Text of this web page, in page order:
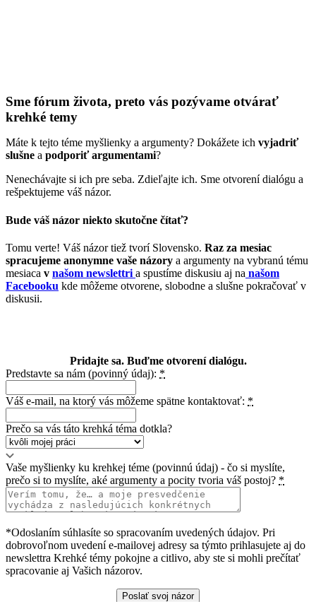
Sme fórum života, preto vás pozývame otvárať
krehké temy
Máte k tejto téme myšlienky a argumenty? Dokážete ich vyjadriť
slušne a podporiť argumentami?
Nenechávajte si ich pre seba. Zdieľajte ich. Sme otvorení dialógu a
rešpektujeme váš názor.
Bude váš názor niekto skutočne čítať?
Tomu verte! Váš názor tiež tvorí Slovensko. Raz za mesiac
spracujeme anonymne vaše názory a argumenty na vybranú tému
mesiaca v našom newslettri a spustíme diskusiu aj na našom
Facebooku kde môžeme otvorene, slobodne a slušne pokračovať v
diskusii.
Pridajte sa. Buďme otvorení dialógu.
Predstavte sa nám (povinný údaj): *
Váš e-mail, na ktorý vás môžeme spätne kontaktovať: *
Prečo sa vás táto krehká téma dotkla?
Vaše myšlienky ku krehkej téme (povinnú údaj) - čo si myslíte,
prečo si to myslíte, aké argumenty a pocity tvoria váš postoj? *
*Odoslaním súhlasíte so spracovaním uvedených údajov. Pri
dobrovoľnom uvedení e-mailovej adresy sa týmto prihlasujete aj do
newslettra Krehké témy pokojne a citlivo, aby ste si mohli prečítať
spracovanie aj Vašich názorov.
Poslať svoj názor